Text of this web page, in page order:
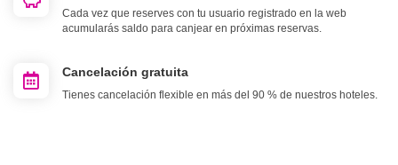
Cada vez que reserves con tu usuario registrado en la web
acumularás saldo para canjear en próximas reservas.
Cancelación gratuita
Tienes cancelación flexible en más del 90 % de nuestros hoteles.